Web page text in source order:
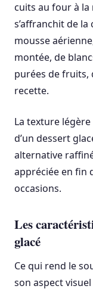
cuits au four à la
s’affranchit de
mousse
montée, de
purées de fruits,
recette.
La texture
d’un dessert
alternative
appréciée en fin
occasions.
Les
glacé
Ce qui rend le
son aspect